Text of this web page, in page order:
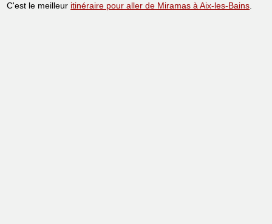
C'est le meilleur itinéraire pour aller de Miramas à Aix-les-Bains.